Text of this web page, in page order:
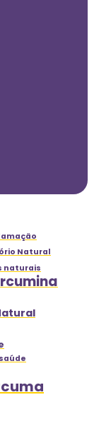
Natural
naturais